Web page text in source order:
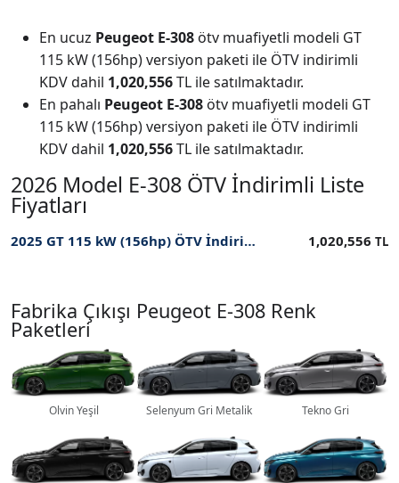
En ucuz Peugeot E-308 ötv muafiyetli modeli GT
115 kW (156hp) versiyon paketi ile ÖTV indirimli
KDV dahil 1,020,556TL ile satılmaktadır.
En pahalı Peugeot E-308 ötv muafiyetli modeli GT
115 kW (156hp) versiyon paketi ile ÖTV indirimli
KDV dahil 1,020,556TL ile satılmaktadır.
2026 Model E-308 ÖTV İndirimli Liste
Fiyatları
2025 GT 115 kW (156hp) ÖTV İndirimli Fiyatı 1,020,556 TL
Fabrika Çıkışı Peugeot E-308 Renk
Paketleri
Olvin Yeşil Selenyum Gri Metalik Tekno Gri